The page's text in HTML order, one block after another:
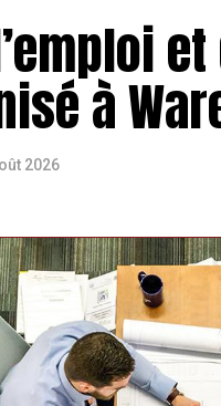
à
2026